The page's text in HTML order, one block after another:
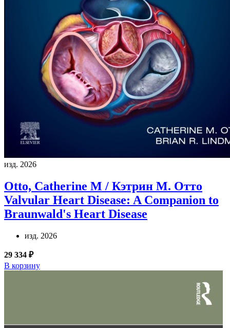
изд. 2026
Otto, Catherine M / Кэтрин М. Отто
Valvular Heart Disease: A Companion to
Braunwald's Heart Disease
изд. 2026
29 334 ₽
В корзину